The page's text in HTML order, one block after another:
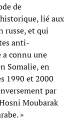
de
lié aux
russe, et qui
anti-
connu une
Somalie, en
1990 et 2000
par
Moubarak
»